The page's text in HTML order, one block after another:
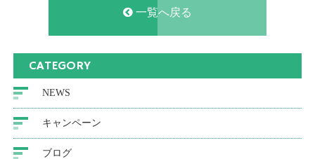
一覧へ戻る
CATEGORY
NEWS
キャンペーン
ブログ